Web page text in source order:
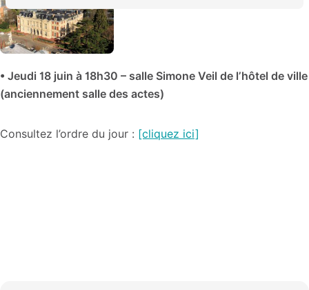
• Jeudi 18 juin à 18h30 – salle Simone Veil de l’hôtel de ville
(anciennement salle des actes)
Consultez l’ordre du jour : [cliquez ici]